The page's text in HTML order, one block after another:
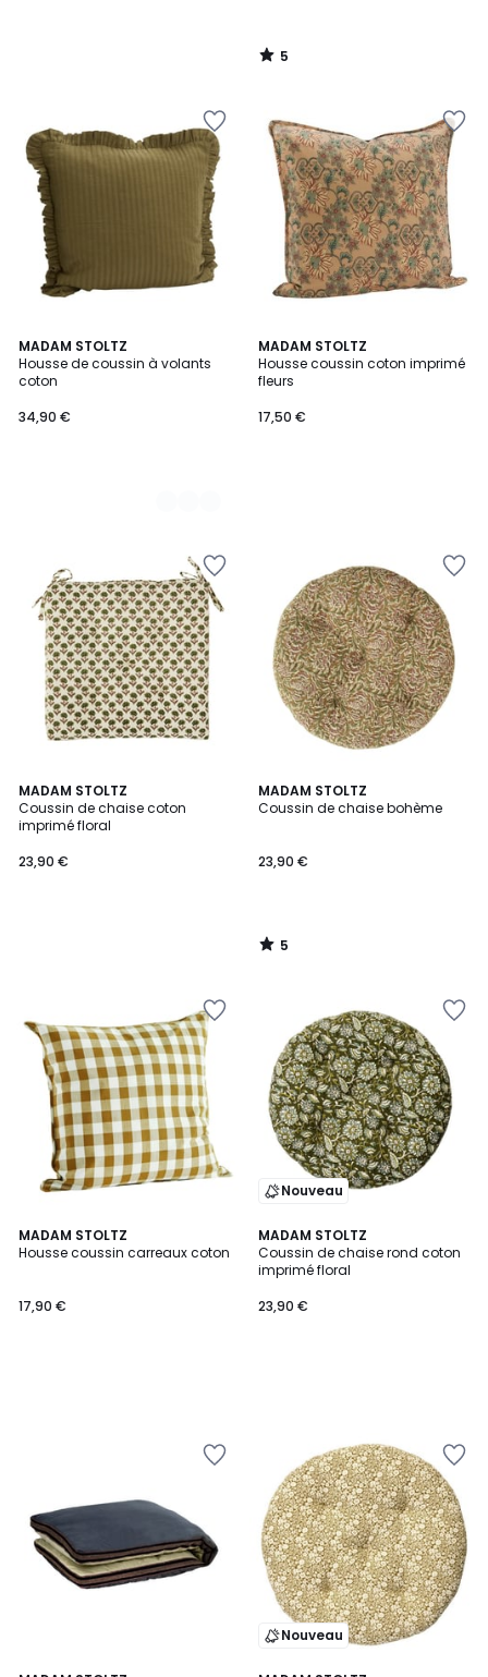
5
/
MADAM STOLTZ
Housse de coussin à volants
coton
34,90 €
7
Couleurs
MADAM STOLTZ
Housse coussin coton imprimé
fleurs
17,50 €
MADAM STOLTZ
Coussin de chaise coton
imprimé floral
23,90 €
MADAM STOLTZ
Coussin de chaise bohème
23,90 €
5
/
5
/
MADAM STOLTZ
Housse coussin carreaux coton
17,90 €
Nouveau
MADAM STOLTZ
Coussin de chaise rond coton
imprimé floral
23,90 €
Nouveau